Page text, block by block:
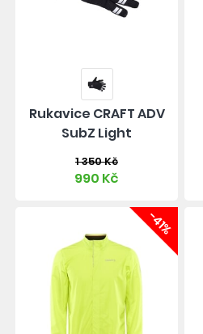
Rukavice CRAFT ADV
SubZ Light
1 350 Kč
990 Kč
-41%